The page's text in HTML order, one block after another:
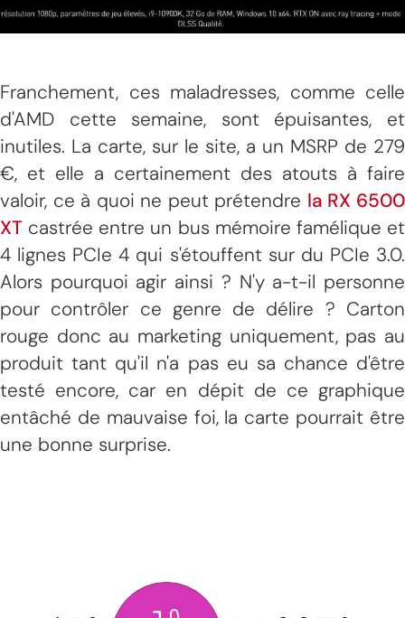
Franchement, ces maladresses, comme celle
d'AMD cette semaine, sont épuisantes, et
inutiles. La carte, sur le site, a un MSRP de 279
€, et elle a certainement des atouts à faire
valoir, ce à quoi ne peut prétendre la RX 6500
XT castrée entre un bus mémoire famélique et
4 lignes PCIe 4 qui s'étouffent sur du PCIe 3.0.
Alors pourquoi agir ainsi ? N'y a-t-il personne
pour contrôler ce genre de délire ? Carton
rouge donc au marketing uniquement, pas au
produit tant qu'il n'a pas eu sa chance d'être
testé encore, car en dépit de ce graphique
entâché de mauvaise foi, la carte pourrait être
une bonne surprise.